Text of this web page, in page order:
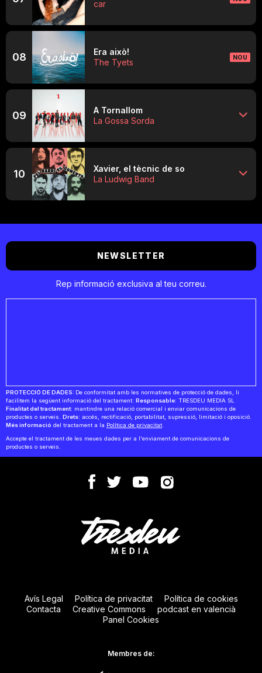
car
08
Era això!
The Tyets
NOU
09
A Tornallom
La Gossa Sorda
10
Xavier, el tècnic de so
La Ludwig Band
NEWSLETTER
Rep informació exclusiva al teu correu.
PROTECCIÓ DE DADES: De conformitat amb les normatives de protecció de dades, li
facilitem la següent informació del tractament: Responsable: TRESDEU MEDIA SL
Finalitat del tractament: mantindre una relació comercial i enviar comunicacions de
productes o serveis. Drets: accés, rectificació, portabilitat, supressió, limitació i oposició.
Més informació del tractament a la Política de privacitat
Accepte el tractament de les meues dades per a l'enviament de comunicacions de
productes o serveis.
Avís Legal Política de privacitat
Política de cookies
Contacta
Creative Commons
podcast en valencià
Panel Cookies
Membres de: